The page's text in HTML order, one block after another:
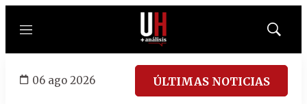
Menú
Mostrar
06 ago 2026 ÚLTIMAS NOTICIAS